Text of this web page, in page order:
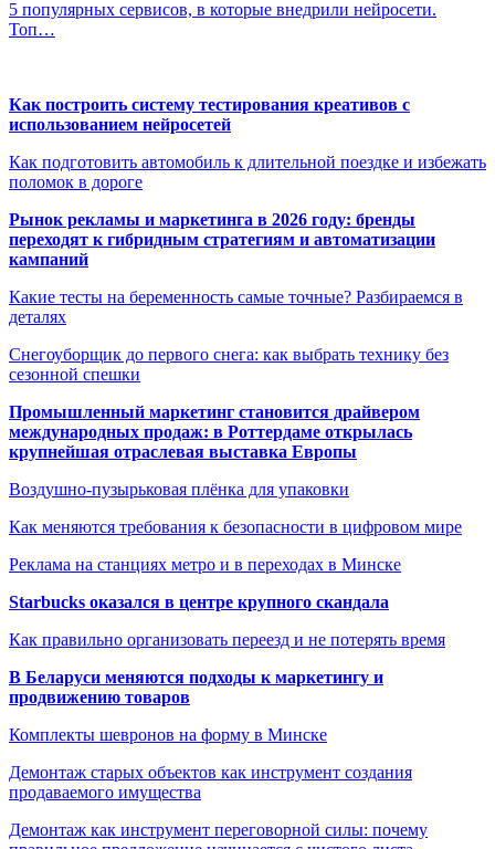
5 популярных сервисов, в которые внедрили нейросети.
Топ…
Как построить систему тестирования креативов с
использованием нейросетей
Как подготовить автомобиль к длительной поездке и избежать
поломок в дороге
Рынок рекламы и маркетинга в 2026 году: бренды
переходят к гибридным стратегиям и автоматизации
кампаний
Какие тесты на беременность самые точные? Разбираемся в
деталях
Снегоуборщик до первого снега: как выбрать технику без
сезонной спешки
Промышленный маркетинг становится драйвером
международных продаж: в Роттердаме открылась
крупнейшая отраслевая выставка Европы
Воздушно-пузырьковая плёнка для упаковки
Как меняются требования к безопасности в цифровом мире
Реклама на станциях метро и в переходах в Минске
Starbucks оказался в центре крупного скандала
Как правильно организовать переезд и не потерять время
В Беларуси меняются подходы к маркетингу и
продвижению товаров
Комплекты шевронов на форму в Минске
Демонтаж старых объектов как инструмент создания
продаваемого имущества
Демонтаж как инструмент переговорной силы: почему